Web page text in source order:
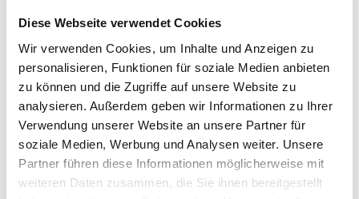
Diese Webseite verwendet Cookies
Wir verwenden Cookies, um Inhalte und Anzeigen zu
personalisieren, Funktionen für soziale Medien anbieten
zu können und die Zugriffe auf unsere Website zu
analysieren. Außerdem geben wir Informationen zu Ihrer
Verwendung unserer Website an unsere Partner für
soziale Medien, Werbung und Analysen weiter. Unsere
Partner führen diese Informationen möglicherweise mit
weiteren Daten zusammen, die Sie ihnen bereitgestellt
1 2 3 LP
14.06.2026
(v)
14. Amateur-
Dressurpferdeprfg. Kl.A
DPF
Preisgeld
150,00 €
LKL/Art
2 3 4 5 6 LP
14.06.2026
(v)
15. Dressurprüfung Kl.E DRE